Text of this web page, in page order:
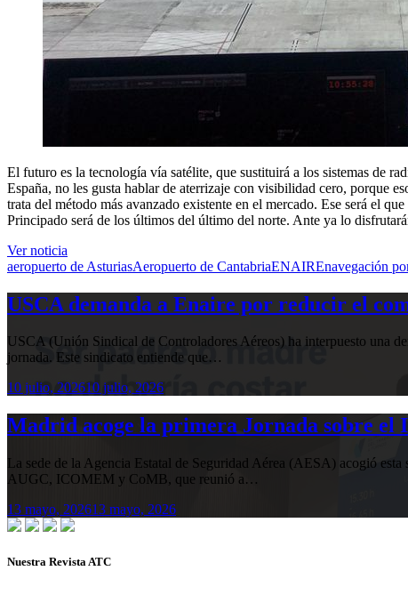
El futuro es la tecnología vía satélite, que sustituirá a los sistemas de
España, no les gusta hablar de aterrizaje con visibilidad cero, porque
trata del método más avanzado existente en el mercado. Ese será el
Principado será de los últimos del último del norte. Ante ya lo
Ver noticia
aeropuerto de AsturiasAeropuerto de CantabriaENAIREnavegación
USCA demanda a Enaire por reducir el
USCA (Unión Sindical de Controladores Aéreos) ha interpuesto una
jornada. Este sindicato entiende que…
10 julio, 202610 julio, 2026
Madrid acoge la primera Jornada sobre el
La sede de la Agencia Estatal de Seguridad Aérea (AESA) acogió
AUGC, ICOMEM y CoMB, que reunió a…
13 mayo, 202613 mayo, 2026
Nuestra Revista ATC